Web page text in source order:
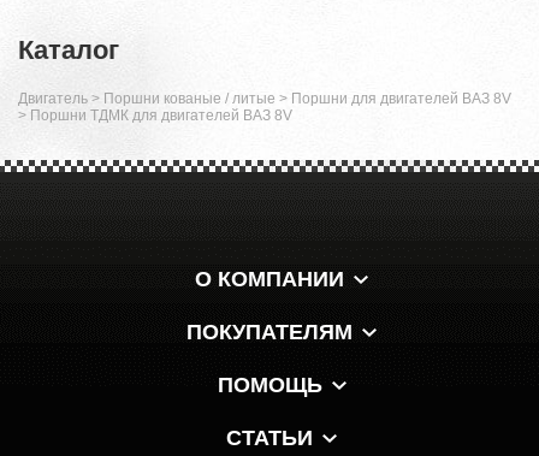
Каталог
Двигатель > Поршни кованые / литые > Поршни для двигателей ВАЗ 8V
> Поршни ТДМК для двигателей ВАЗ 8V
О КОМПАНИИ
ПОКУПАТЕЛЯМ
ПОМОЩЬ
СТАТЬИ